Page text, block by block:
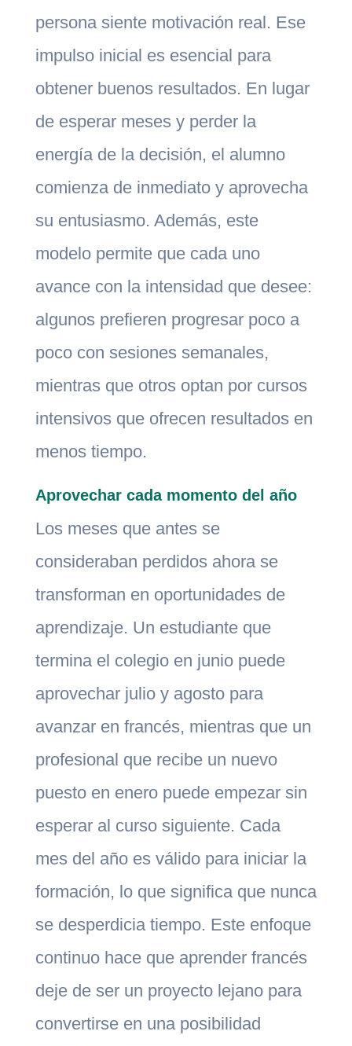
persona siente motivación real. Ese
impulso inicial es esencial para
obtener buenos resultados. En lugar
de esperar meses y perder la
energía de la decisión, el alumno
comienza de inmediato y aprovecha
su entusiasmo. Además, este
modelo permite que cada uno
avance con la intensidad que desee:
algunos prefieren progresar poco a
poco con sesiones semanales,
mientras que otros optan por cursos
intensivos que ofrecen resultados en
menos tiempo.
Aprovechar cada momento del año
Los meses que antes se
consideraban perdidos ahora se
transforman en oportunidades de
aprendizaje. Un estudiante que
termina el colegio en junio puede
aprovechar julio y agosto para
avanzar en francés, mientras que un
profesional que recibe un nuevo
puesto en enero puede empezar sin
esperar al curso siguiente. Cada
mes del año es válido para iniciar la
formación, lo que significa que nunca
se desperdicia tiempo. Este enfoque
continuo hace que aprender francés
deje de ser un proyecto lejano para
convertirse en una posibilidad